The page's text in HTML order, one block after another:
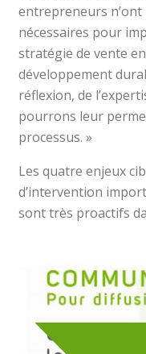
entrepreneurs
nécessaires pour
stratégie de vente
développement
réflexion, de
pourrons leur
processus. »
Les quatre enjeux
d’intervention
sont très proactifs